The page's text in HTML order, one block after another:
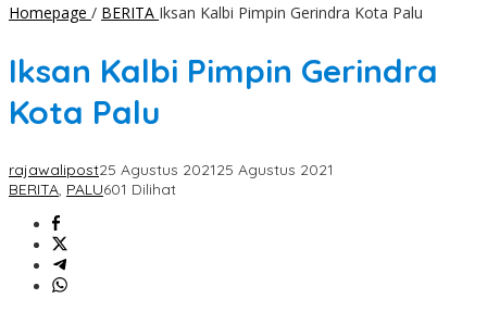
Homepage / BERITA Iksan Kalbi Pimpin Gerindra Kota Palu
Iksan Kalbi Pimpin Gerindra
Kota Palu
rajawalipost25 Agustus 202125 Agustus 2021
BERITA, PALU601 Dilihat